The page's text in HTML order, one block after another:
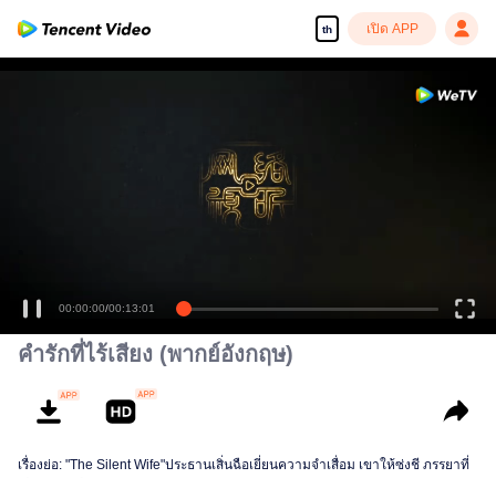
th เปิด APP
00:00:00/00:13:01
คำรักที่ไร้เสียง (พากย์อังกฤษ)
เรื่องย่อ: "The Silent Wife"ประธานเสิ่นฉือเยี่ยนความจำเสื่อม เขาให้ซ่งชี ภรรยาที่